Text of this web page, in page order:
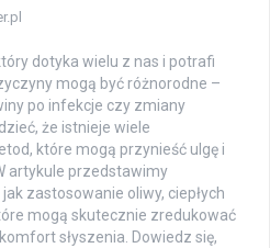
dotyka wielu z nas i potrafi
mogą być różnorodne –
po infekcje czy zmiany
że istnieje wiele
które mogą przynieść ulgę i
artykule przedstawimy
zastosowanie oliwy, ciepłych
mogą skutecznie zredukować
słyszenia. Dowiedz się,